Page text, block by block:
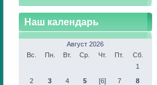
Наш календарь
Август 2026
Вс.
Пн. Вт. Ср. Чт. Пт.
Сб.
1
2
3 4 5 [6] 7
8